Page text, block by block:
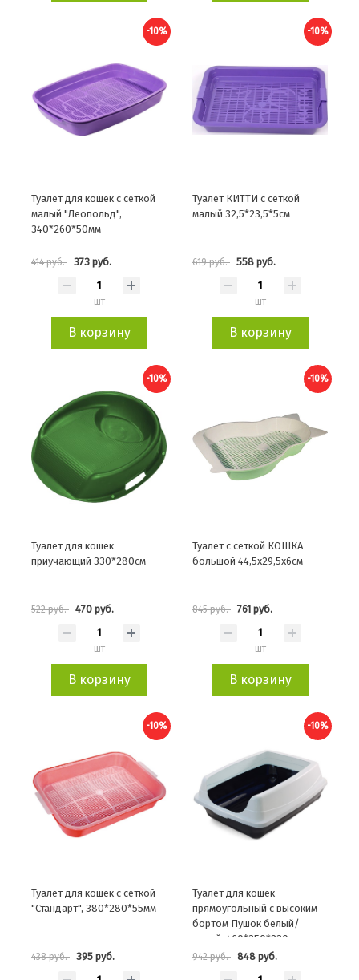
-10%
Туалет для кошек с сеткой
малый "Леопольд",
340*260*50мм
414 руб. 373 руб.
шт
В корзину
-10%
Туалет КИТТИ с сеткой
малый 32,5*23,5*5см
619 руб. 558 руб.
шт
В корзину
-10%
Туалет для кошек
приучающий 330*280см
522 руб. 470 руб.
шт
В корзину
-10%
Туалет с сеткой КОШКА
большой 44,5х29,5х6см
845 руб. 761 руб.
шт
В корзину
-10%
Туалет для кошек с сеткой
"Стандарт", 380*280*55мм
438 руб. 395 руб.
-10%
Туалет для кошек
прямоугольный с высоким
бортом Пушок белый/
серый, 460*350*230мм
942 руб. 848 руб.